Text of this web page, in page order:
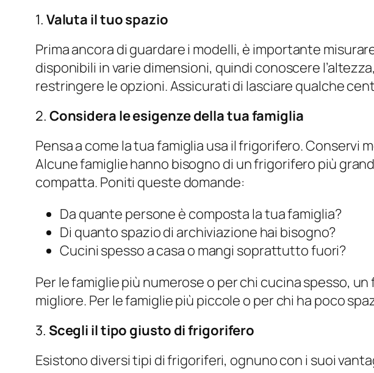
1. Valuta il tuo spazio
Prima ancora di guardare i modelli, è importante
disponibili in varie dimensioni, quindi conoscere
restringere le opzioni. Assicurati di lasciare qualche
2. Considera le esigenze della tua famiglia
Pensa a come la tua famiglia usa il frigorifero.
Alcune famiglie hanno bisogno di un frigorifero più
compatta. Poniti queste domande:
Da quante persone è composta la tua famiglia?
Di quanto spazio di archiviazione hai bisogno?
Cucini spesso a casa o mangi soprattutto fuori?
Per le famiglie più numerose o per chi cucina spesso,
migliore. Per le famiglie più piccole o per chi ha poco
3. Scegli il tipo giusto di frigorifero
Esistono diversi tipi di frigoriferi, ognuno con i suoi